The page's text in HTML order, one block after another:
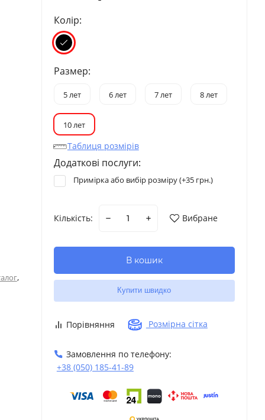
,
Колір:
Размер:
5 лет 6 лет 7 лет 8 лет
10 лет
Таблиця розмірів
Додаткові послуги:
Примірка або вибір розміру (+35 грн.)
Кількість: Вибране
В кошик
Купити швидко
Порівняння Розмірна сітка
Замовлення по телефону:
+38 (050) 185-41-89